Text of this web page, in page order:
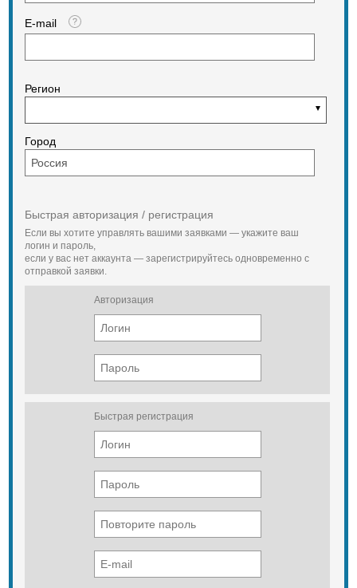
применение новых
особое внимание схемам
распространенных длин
оптимального соотношения
её грузоподъёмности.
достигнуто за счет выноса
торцевых щитов за кузов
требованиям безопасности и
увеличивать массу тары
платформы. Для визуального
определения объёма загрузки
вагона впервые применена
цветовая шкала высоты погрузки.
Для визуального определения
объёма загрузки вагона впервые
применена цветовая шкала
высоты погрузки.
E-mail
Регион
Город
Быстрая авторизация / регистрация
Если вы хотите управлять вашими заявками — укажите ваш
логин и пароль,
если у вас нет аккаунта — зарегистрируйтесь одновременно с
отправкой заявки.
Авторизация
Быстрая регистрация